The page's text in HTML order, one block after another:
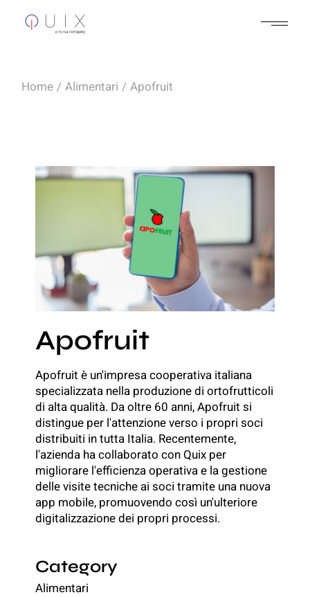
Home Alimentari Apofruit
Apofruit
Apofruit è un'impresa cooperativa italiana
specializzata nella produzione di ortofrutticoli
di alta qualità. Da oltre 60 anni, Apofruit si
distingue per l'attenzione verso i propri soci
distribuiti in tutta Italia. Recentemente,
l'azienda ha collaborato con Quix per
migliorare l'efficienza operativa e la gestione
delle visite tecniche ai soci tramite una nuova
app mobile, promuovendo così un'ulteriore
digitalizzazione dei propri processi.
Category
Alimentari